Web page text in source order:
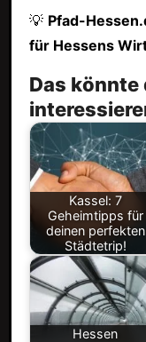
💡 Pfad-
für Hessens
Das könnte
Kassel: 7
Geheimtipps für
deinen perfekten
Städtetrip!
Hessen